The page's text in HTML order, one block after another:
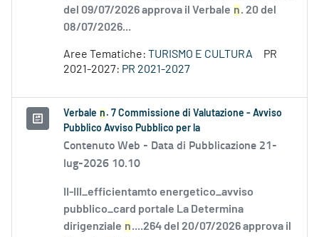
del 09/07/2026 approva il Verbale n. 20 del
08/07/2026...
Aree Tematiche: TURISMO E CULTURA
PR
2021-2027: PR 2021-2027
Verbale n . 7 Commissione di Valutazione - Avviso
Pubblico Avviso Pubblico per la
Contenuto Web - Data di Pubblicazione 21-
lug-2026 10.10
II-III_efficientamto energetico_avviso
pubblico_card portale La Determina
dirigenziale n....264 del 20/07/2026 approva il